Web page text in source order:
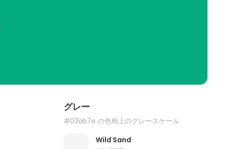
グレー
#03ab7e の色相上のグレースケール
Wild Sand